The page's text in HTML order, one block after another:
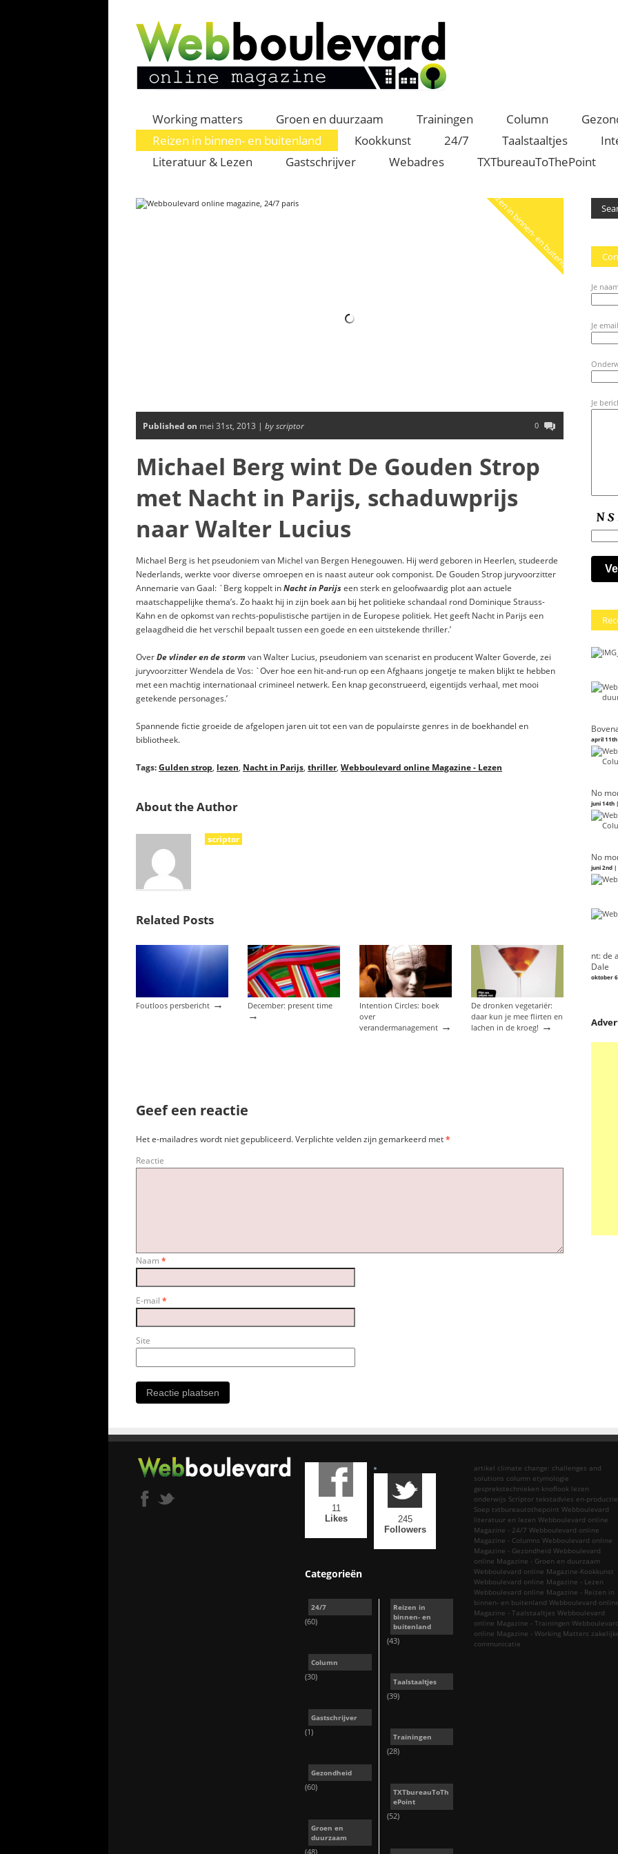
Working matters Groen en duurzaam Trainingen Column
Reizen in binnen- en buitenland
Kookkunst 24/7 Taalstaaltjes
Literatuur & Lezen
Gastschrijver Webadres TXTbureauToThePoint
Reizen in binnen- en buitenland
Published on mei 31st, 2013 | by scriptor 0
Michael Berg wint De Gouden Strop
met Nacht in Parijs, schaduwprijs
naar Walter Lucius
Michael Berg is het pseudoniem van Michel van Bergen Henegouwen. Hij werd geboren in Heerlen, studeerde
Nederlands, werkte voor diverse omroepen en is naast auteur ook componist. De Gouden Strop juryvoorzitter
Annemarie van Gaal: `Berg koppelt inNacht in Parijseen sterk en geloofwaardig plot aan actuele
maatschappelijke thema’s. Zo haakt hij in zijn boek aan bij het politieke schandaal rond Dominique Strauss-
Kahn en de opkomst van rechts-populistische partijen in de Europese politiek. Het geeft Nacht in Parijs een
gelaagdheid die het verschil bepaalt tussen een goede en een uitstekende thriller.’
OverDe vlinder en de stormvan Walter Lucius, pseudoniem van scenarist en producent Walter Goverde, zei
juryvoorzitter Wendela de Vos: `Over hoe een hit-and-run op een Afghaans jongetje te maken blijkt te hebben
met een machtig internationaal crimineel netwerk. Een knap geconstrueerd, eigentijds verhaal, met mooi
getekende personages.’
Spannende fictie groeide de afgelopen jaren uit tot een van de populairste genres in de boekhandel en
bibliotheek.
Tags:Gulden strop lezen Nacht in Parijs thriller, Webboulevard online Magazine - Lezen
About the Author
scriptor
Related Posts
Foutloos persbericht → December: present time
→
Intention Circles: boek
over
verandermanagement →
De dronken vegetariër:
daar kun je mee flirten en
lachen in de kroeg! →
Geef een reactie
Het e-mailadres wordt niet gepubliceerd. Verplichte velden zijn gemarkeerd met*
Reactie
Naam *
E-mail *
Site
Je
Je
Je
april
No
juni 14th
No
juni 2nd |
nt: de
Dale
oktober
11
Likes
245
Followers
Categorieën
24/7
(60)
Column
(30)
Gastschrijver
(1)
Gezondheid
(60)
Groen en
duurzaam
(48)
Reizen in
binnen- en
buitenland
(43)
Taalstaaltjes
(39)
Trainingen
(28)
TXTbureauToTh
ePoint
(52)
artikel climate change: challenges and
solutions column etymologie
gesprekstechnieken knoflook lezen
onderwijs Scriptor tekstadvies en-productie
Soep txtbureautothepoint Webboulevard
literatuur en lezen Webboulevard online
Magazine - 24/7 Webboulevard online
Magazine - Columns Webboulevard online
Magazine - Gezondheid Webboulevard
online Magazine - Groen en duurzaam
Webboulevard online Magazine-Kookkunst
Webboulevard online Magazine - Lezen
Webboulevard online Magazine - Reizen in
binnen- en buitenland Webboulevard online
Magazine - Taalstaaltjes Webboulevard
online Magazine - Trainingen Webboulevard
online Magazine - Working Matters
communicatie